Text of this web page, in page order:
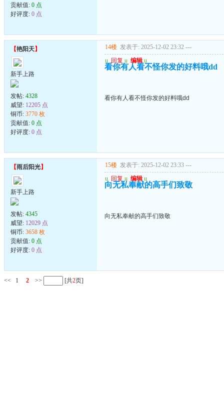
贡献值: 0 点
好评度: 0 点
【艳阳天】
新手上路
发帖: 4328
威望: 12205 点
铜币: 3770 枚
贡献值: 0 点
好评度: 0 点
14楼 发表于: 2025-12-02 23:32 ---
u 回复 u 编辑 u
看你有人看不怪你发的好料哦dd
看你有人看不怪你发的好料哦dd
【雨后阳光】
新手上路
发帖: 4345
威望: 12029 点
铜币: 3658 枚
贡献值: 0 点
好评度: 0 点
15楼 发表于: 2025-12-02 23:33 ---
u 回复 u 编辑 u
向无私奉献的高手们致敬
向无私奉献的高手们致敬
<< 1 2 >> [共2页]